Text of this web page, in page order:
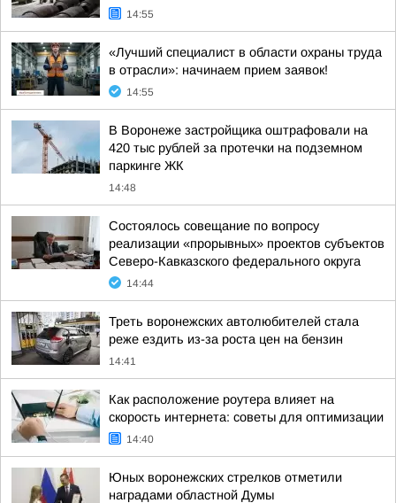
14:55
«Лучший специалист в области охраны труда
в отрасли»: начинаем прием заявок!
14:55
В Воронеже застройщика оштрафовали на
420 тыс рублей за протечки на подземном
паркинге ЖК
14:48
Состоялось совещание по вопросу
реализации «прорывных» проектов субъектов
Северо-Кавказского федерального округа
14:44
Треть воронежских автолюбителей стала
реже ездить из-за роста цен на бензин
14:41
Как расположение роутера влияет на
скорость интернета: советы для оптимизации
14:40
Юных воронежских стрелков отметили
наградами областной Думы